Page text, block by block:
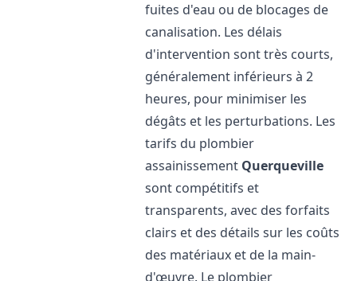
fuites d'eau ou de blocages de
canalisation. Les délais
d'intervention sont très courts,
généralement inférieurs à 2
heures, pour minimiser les
dégâts et les perturbations. Les
tarifs du plombier
assainissement Querqueville
sont compétitifs et
transparents, avec des forfaits
clairs et des détails sur les coûts
des matériaux et de la main-
d'œuvre. Le plombier